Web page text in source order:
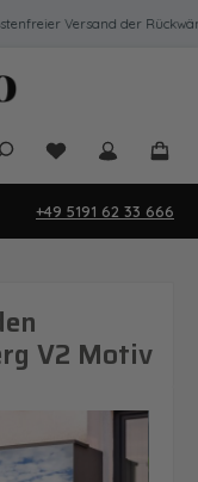
Versand der
Du hast 0
+49 5191 62 33 666
V2 Motiv